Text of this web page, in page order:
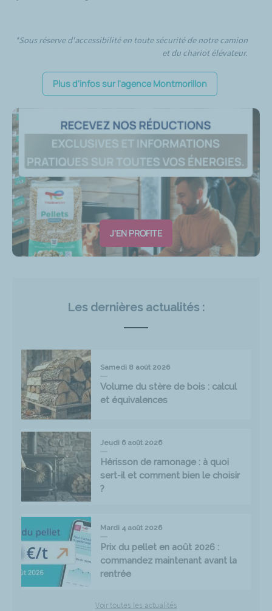
*Sous réserve d'accessibilité en toute sécurité de notre camion
et du chariot élévateur.
Plus d'infos sur l'agence Montmorillon
J'EN PROFITE
Les dernières actualités :
Samedi 8 août 2026
Volume du stère de bois : calcul
et équivalences
Jeudi 6 août 2026
Hérisson de ramonage : à quoi
sert-il et comment bien le choisir
?
Mardi 4 août 2026
Prix du pellet en août 2026 :
commandez maintenant avant la
rentrée
Voir toutes les actualités